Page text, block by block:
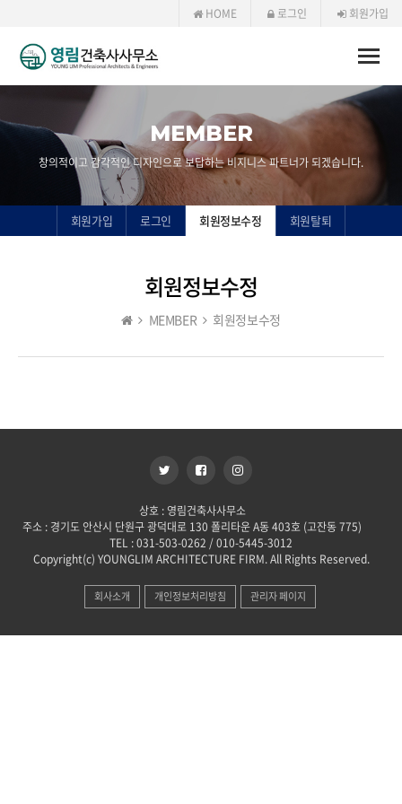
HOME 로그인 회원가입
Toggle
MEMBER
창의적이고 감각적인 디자인으로 보답하는 비지니스 파트너가 되겠습니다.
회원가입 로그인 회원정보수정 회원탈퇴
회원정보수정
MEMBER 회원정보수정
상호 : 영림건축사사무소
주소 : 경기도 안산시 단원구 광덕대로 130 폴리타운 A동 403호 (고잔동 775)
TEL : 031-503-0262 / 010-5445-3012
Copyright(c) YOUNGLIM ARCHITECTURE FIRM. All Rights Reserved.
회사소개 개인정보처리방침 관리자 페이지